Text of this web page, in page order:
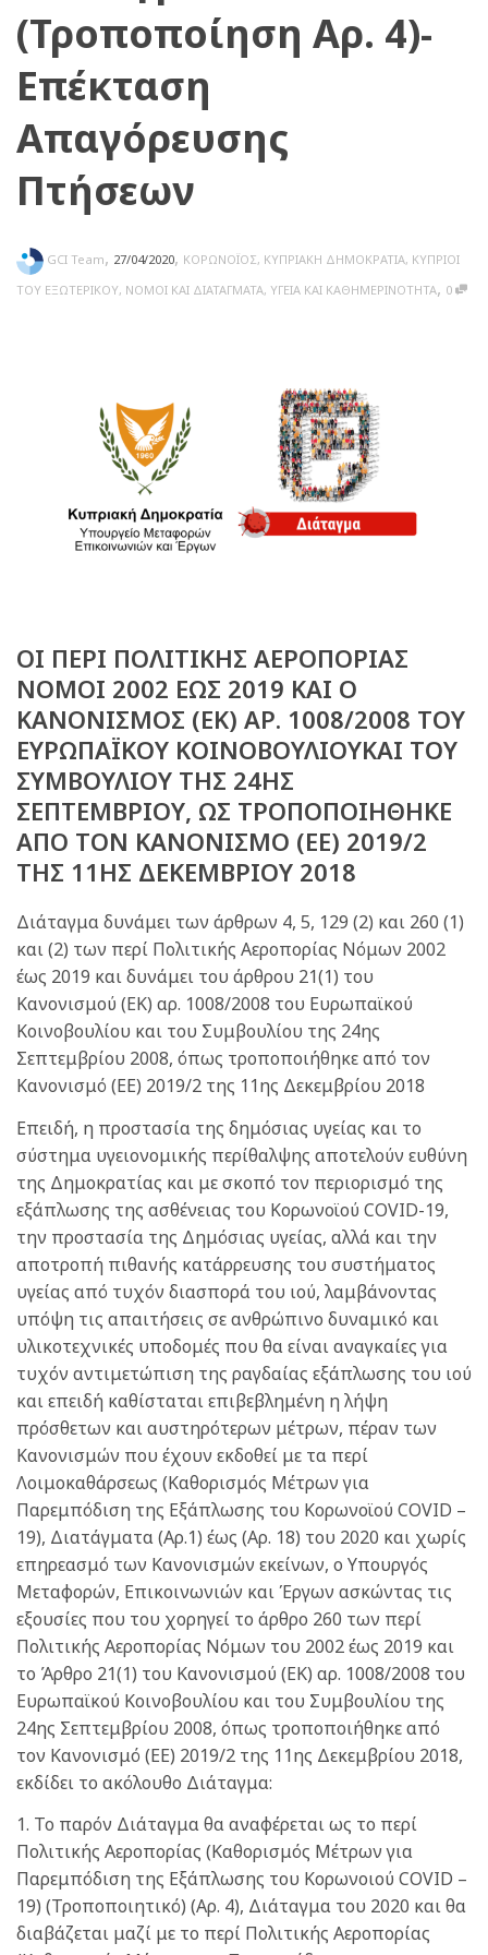
(Τροποποίηση Αρ. 4)-
Επέκταση
Απαγόρευσης
Πτήσεων
GCI Team, 27/04/2020, ΚΟΡΩΝΟΪΟΣ, ΚΥΠΡΙΑΚΗ ΔΗΜΟΚΡΑΤΙΑ, ΚΥΠΡΙΟΙ
ΤΟΥ ΕΞΩΤΕΡΙΚΟΥ, ΝΟΜΟΙ ΚΑΙ ΔΙΑΤΑΓΜΑΤΑ, ΥΓΕΙΑ ΚΑΙ ΚΑΘΗΜΕΡΙΝΟΤΗΤΑ, 0
ΟI ΠΕΡΙ ΠΟΛΙΤΙΚΗΣ ΑΕΡΟΠΟΡΙΑΣ
ΝΟΜΟΙ 2002 ΕΩΣ 2019 ΚΑΙ Ο
ΚΑΝΟΝΙΣΜΟΣ (ΕΚ) ΑΡ. 1008/2008 ΤΟΥ
ΕΥΡΩΠΑΪΚΟΥ ΚΟΙΝΟΒΟΥΛΙΟΥΚΑΙ ΤΟΥ
ΣΥΜΒΟΥΛΙΟΥ ΤΗΣ 24ΗΣ
ΣΕΠΤΕΜΒΡΙΟΥ, ΩΣ ΤΡΟΠΟΠΟΙΗΘΗΚΕ
ΑΠΟ ΤΟΝ ΚΑΝΟΝΙΣΜΟ (ΕΕ) 2019/2
ΤΗΣ 11ΗΣ ΔΕΚΕΜΒΡΙΟΥ 2018
Διάταγμα δυνάμει των άρθρων 4, 5, 129 (2) και 260 (1)
και (2) των περί Πολιτικής Αεροπορίας Νόμων 2002
έως 2019 και δυνάμει του άρθρου 21(1) του
Κανονισμού (ΕΚ) αρ. 1008/2008 του Ευρωπαϊκού
Κοινοβουλίου και του Συμβουλίου της 24ης
Σεπτεμβρίου 2008, όπως τροποποιήθηκε από τον
Κανονισμό (ΕΕ) 2019/2 της 11ης Δεκεμβρίου 2018
Επειδή, η προστασία της δημόσιας υγείας και το
σύστημα υγειονομικής περίθαλψης αποτελούν ευθύνη
της Δημοκρατίας και με σκοπό τον περιορισμό της
εξάπλωσης της ασθένειας του Κορωνοϊού COVID-19,
την προστασία της Δημόσιας υγείας, αλλά και την
αποτροπή πιθανής κατάρρευσης του συστήματος
υγείας από τυχόν διασπορά του ιού, λαμβάνοντας
υπόψη τις απαιτήσεις σε ανθρώπινο δυναμικό και
υλικοτεχνικές υποδομές που θα είναι αναγκαίες για
τυχόν αντιμετώπιση της ραγδαίας εξάπλωσης του ιού
και επειδή καθίσταται επιβεβλημένη η λήψη
πρόσθετων και αυστηρότερων μέτρων, πέραν των
Κανονισμών που έχουν εκδοθεί με τα περί
Λοιμοκαθάρσεως (Καθορισμός Μέτρων για
Παρεμπόδιση της Εξάπλωσης του Κορωνοϊού COVID –
19), Διατάγματα (Αρ.1) έως (Αρ. 18) του 2020 και χωρίς
επηρεασμό των Κανονισμών εκείνων, ο Υπουργός
Μεταφορών, Επικοινωνιών και Έργων ασκώντας τις
εξουσίες που του χορηγεί το άρθρο 260 των περί
Πολιτικής Αεροπορίας Νόμων του 2002 έως 2019 και
το Άρθρο 21(1) του Κανονισμού (ΕΚ) αρ. 1008/2008 του
Ευρωπαϊκού Κοινοβουλίου και του Συμβουλίου της
24ης Σεπτεμβρίου 2008, όπως τροποποιήθηκε από
τον Κανονισμό (ΕΕ) 2019/2 της 11ης Δεκεμβρίου 2018,
εκδίδει το ακόλουθο Διάταγμα:
1. Το παρόν Διάταγμα θα αναφέρεται ως το περί
Πολιτικής Αεροπορίας (Καθορισμός Μέτρων για
Παρεμπόδιση της Εξάπλωσης του Κορωνοιού COVID –
19) (Τροποποιητικό) (Αρ. 4), Διάταγμα του 2020 και θα
διαβάζεται μαζί με το περί Πολιτικής Αεροπορίας